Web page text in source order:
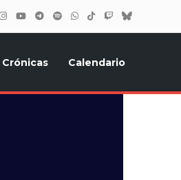
Crónicas Calendario